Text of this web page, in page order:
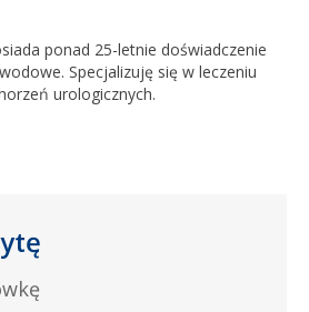
ponad 25-letnie doświadczenie
Specjalizuję się w leczeniu
urologicznych.